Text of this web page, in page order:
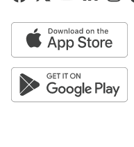
Iz tužilaštva dodaju da
istrage, uključujući
bile u društvu Veselina
restoranu, nisu potvrdili
dođe u lokal bez pratnje
Tužilaštvo navodi i da je
utvrđeno da Veselin
trenutku izvršenja